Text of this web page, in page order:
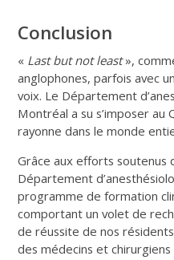
Conclusion
« Last but not least»,
anglophones, parfois avec
voix. Le Département
Montréal a su s’imposer au
rayonne dans le monde
Grâce aux efforts soutenus
Département
programme de formation
comportant un volet de
de réussite de nos
des médecins et